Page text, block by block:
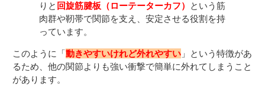
りと 回旋筋腱板（ローテーターカフ）
という筋
肉群や靭帯で関節を支え、安定させる役割を持
っています。
このように「動きやすいけれど外れやすい 」という特徴があ
るため、他の関節よりも強い衝撃で簡単に外れてしまうこと
があります。